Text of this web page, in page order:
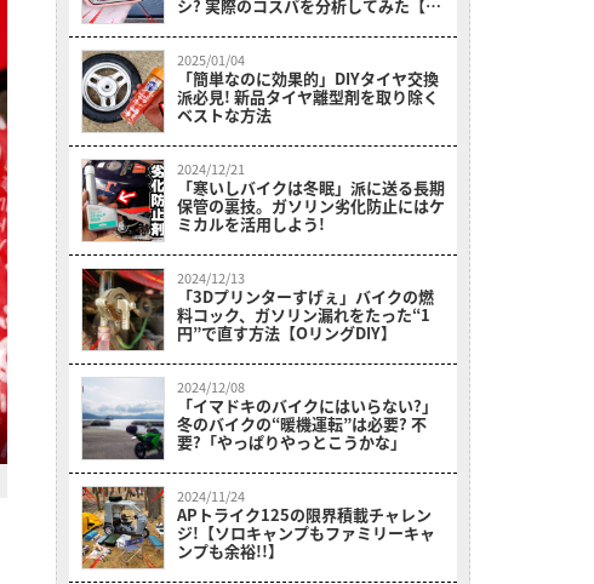
シ? 実際のコスパを分析してみた【冬
2025/01/04
「簡単なのに効果的」DIYタイヤ交換
派必見! 新品タイヤ離型剤を取り除く
ベストな方法
2024/12/21
「寒いしバイクは冬眠」派に送る長期
保管の裏技。ガソリン劣化防止にはケ
ミカルを活用しよう!
2024/12/13
「3Dプリンターすげぇ」バイクの燃
料コック、ガソリン漏れをたった“1
円”で直す方法【OリングDIY】
2024/12/08
「イマドキのバイクにはいらない?」
冬のバイクの“暖機運転”は必要? 不
要?「やっぱりやっとこうかな」
2024/11/24
APトライク125の限界積載チャレン
ジ!【ソロキャンプもファミリーキャ
ンプも余裕!!】